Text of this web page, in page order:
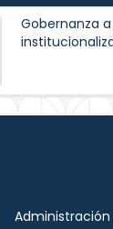
Gobernanza